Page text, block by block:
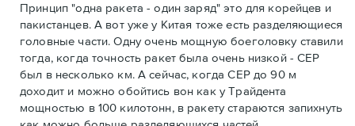
Принцип "одна ракета - один заряд" это для корейцев и
пакистанцев. А вот уже у Китая тоже есть разделяющиеся
головные части. Одну очень мощную боеголовку ставили
тогда, когда точность ракет была очень низкой - CEP
был в несколько км. А сейчас, когда CEP до 90 м
доходит и можно обойтись вон как у Трайдента
мощностью в 100 килотонн, в ракету стараются запихнуть